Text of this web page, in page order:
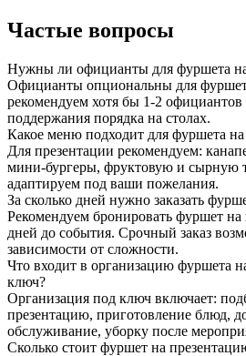
Частые вопросы
Нужны ли официанты для фуршета
Официанты опциональны для
рекомендуем хотя бы 1-2 официантов
поддержания порядка на столах.
Какое меню подходит для фуршета
Для презентации рекомендуем:
мини-бургеры, фруктовую и сырную
адаптируем под ваши пожелания.
За сколько дней нужно заказать
Рекомендуем бронировать фуршет на
дней до события. Срочный заказ
зависимости от сложности.
Что входит в организацию фуршета
ключ?
Организация под ключ включает:
презентацию, приготовление блюд,
обслуживание, уборку после
Сколько стоит фуршет на